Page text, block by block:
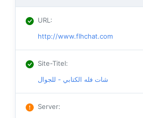
URL:
http://www.flhchat.com
Site-Titel:
شات فله الكتابي - للجوال
Server: